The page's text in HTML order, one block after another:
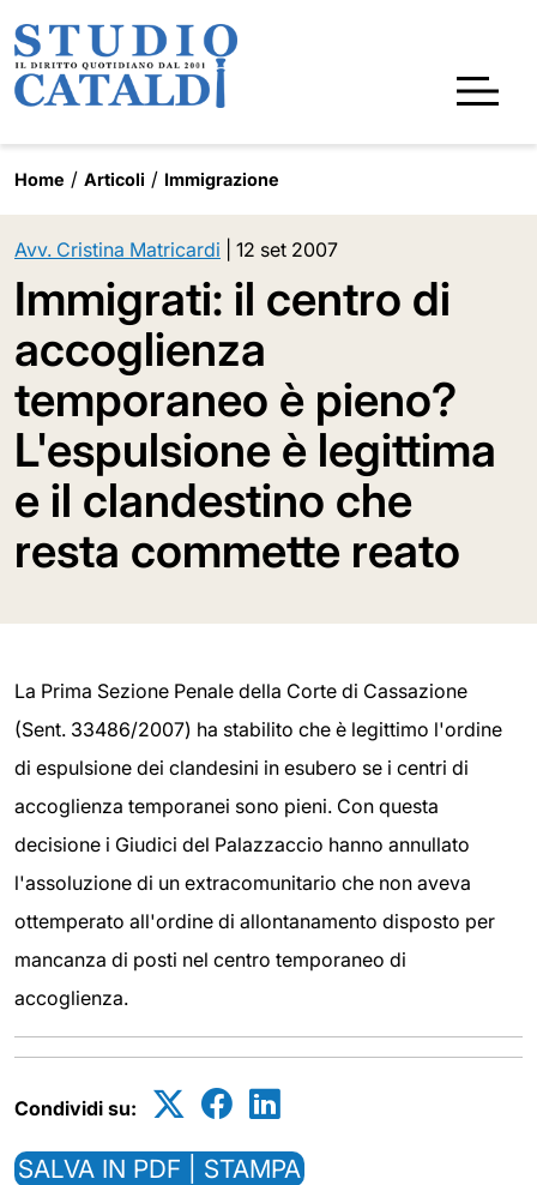
Home Articoli Immigrazione
Avv. Cristina Matricardi 12 set 2007
Immigrati: il centro di
accoglienza
temporaneo è pieno?
L'espulsione è legittima
e il clandestino che
resta commette reato
La Prima Sezione Penale della Corte di Cassazione
(Sent. 33486/2007) ha stabilito che è legittimo l'ordine
di espulsione dei clandesini in esubero se i centri di
accoglienza temporanei sono pieni. Con questa
decisione i Giudici del Palazzaccio hanno annullato
l'assoluzione di un extracomunitario che non aveva
ottemperato all'ordine di allontanamento disposto per
mancanza di posti nel centro temporaneo di
accoglienza.
Condividi su:
SALVA IN PDF | STAMPA